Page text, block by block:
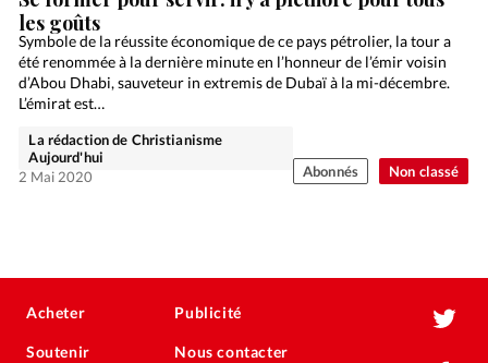
Non classé
les goûts
Symbole de la réussite économique de ce pays pétrolier, la tour a
été renommée à la dernière minute en l’honneur de l’émir voisin
d’Abou Dhabi, sauveteur in extremis de Dubaï à la mi-décembre.
L’émirat est…
La rédaction de Christianisme
Aujourd'hui
2 Mai 2020
Abonnés
Acheter
Soutenir
Publicité
Nous contacter